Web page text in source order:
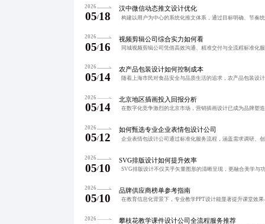
2026
05/18
汉中微信动态推文设计优化
2026
05/16
视频剪辑公司综合实力如何看
2026
05/14
农产品包装设计如何控制成本
2026
05/14
北京地区插画投入回报分析
2026
05/12
如何甄选专业企业表情包设计公司
2026
05/10
SVG排版设计如何提升效率
2026
05/10
品牌供应商榜单参考指南
2026 攀枝花教学课件设计公司全流程服务推荐